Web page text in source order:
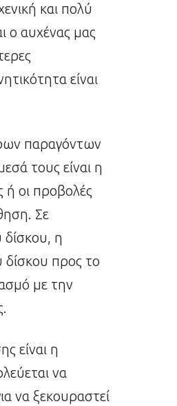
και πολύ
ο αυχένας μας
είναι
παραγόντων
τους είναι η
ή οι προβολές
Σε
η
δίσκου προς το
με την
είναι η
να
να ξεκουραστεί